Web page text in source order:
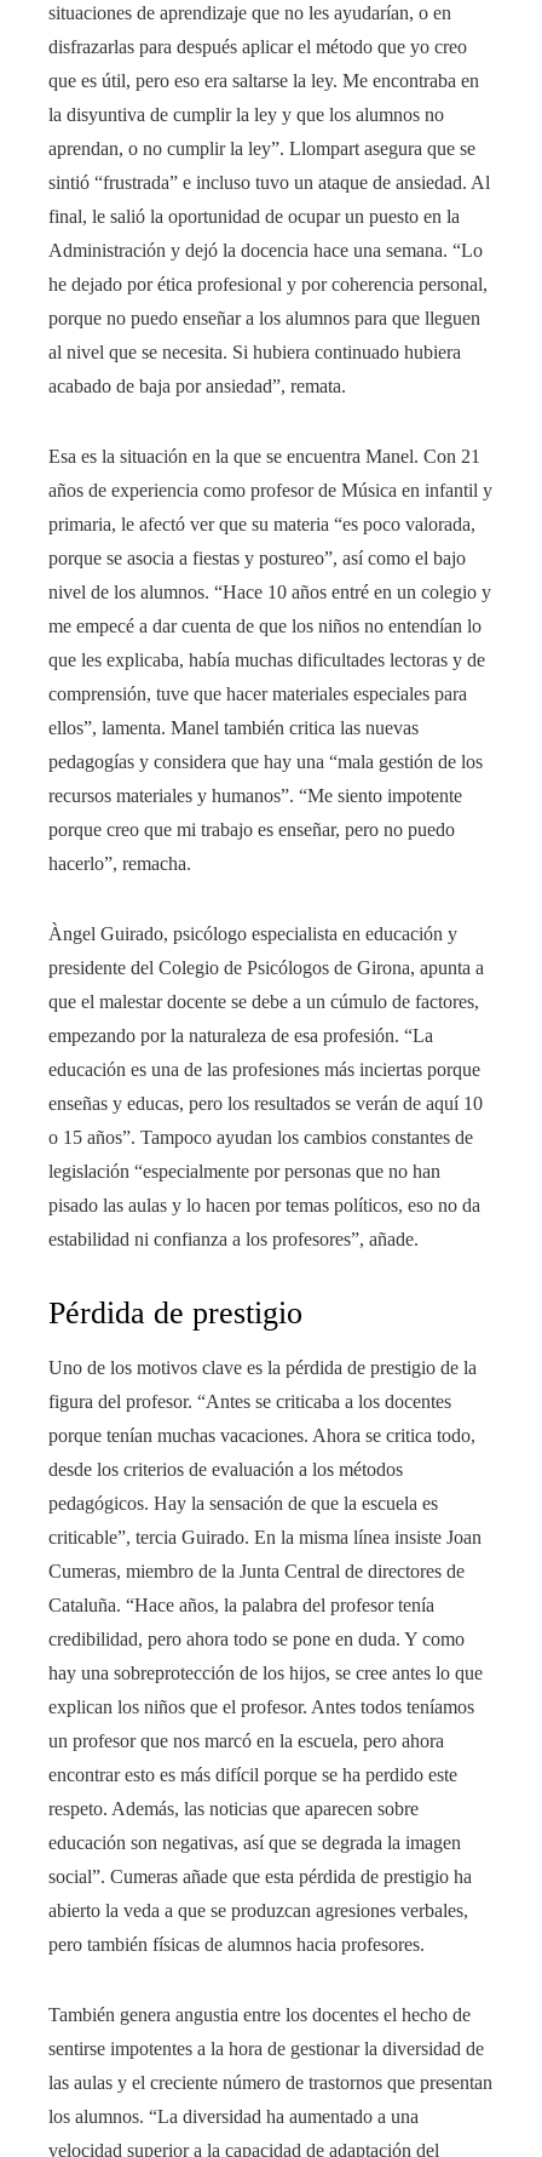
situaciones de aprendizaje que no les ayudarían, o en
disfrazarlas para después aplicar el método que yo creo
que es útil, pero eso era saltarse la ley. Me encontraba en
la disyuntiva de cumplir la ley y que los alumnos no
aprendan, o no cumplir la ley”. Llompart asegura que se
sintió “frustrada” e incluso tuvo un ataque de ansiedad. Al
final, le salió la oportunidad de ocupar un puesto en la
Administración y dejó la docencia hace una semana. “Lo
he dejado por ética profesional y por coherencia personal,
porque no puedo enseñar a los alumnos para que lleguen
al nivel que se necesita. Si hubiera continuado hubiera
acabado de baja por ansiedad”, remata.
Esa es la situación en la que se encuentra Manel. Con 21
años de experiencia como profesor de Música en infantil y
primaria, le afectó ver que su materia “es poco valorada,
porque se asocia a fiestas y postureo”, así como el bajo
nivel de los alumnos. “Hace 10 años entré en un colegio y
me empecé a dar cuenta de que los niños no entendían lo
que les explicaba, había muchas dificultades lectoras y de
comprensión, tuve que hacer materiales especiales para
ellos”, lamenta. Manel también critica las nuevas
pedagogías y considera que hay una “mala gestión de los
recursos materiales y humanos”. “Me siento impotente
porque creo que mi trabajo es enseñar, pero no puedo
hacerlo”, remacha.
Àngel Guirado, psicólogo especialista en educación y
presidente del Colegio de Psicólogos de Girona, apunta a
que el malestar docente se debe a un cúmulo de factores,
empezando por la naturaleza de esa profesión. “La
educación es una de las profesiones más inciertas porque
enseñas y educas, pero los resultados se verán de aquí 10
o 15 años”. Tampoco ayudan los cambios constantes de
legislación “especialmente por personas que no han
pisado las aulas y lo hacen por temas políticos, eso no da
estabilidad ni confianza a los profesores”, añade.
Pérdida de prestigio
Uno de los motivos clave es la pérdida de prestigio de la
figura del profesor. “Antes se criticaba a los docentes
porque tenían muchas vacaciones. Ahora se critica todo,
desde los criterios de evaluación a los métodos
pedagógicos. Hay la sensación de que la escuela es
criticable”, tercia Guirado. En la misma línea insiste Joan
Cumeras, miembro de la Junta Central de directores de
Cataluña. “Hace años, la palabra del profesor tenía
credibilidad, pero ahora todo se pone en duda. Y como
hay una sobreprotección de los hijos, se cree antes lo que
explican los niños que el profesor. Antes todos teníamos
un profesor que nos marcó en la escuela, pero ahora
encontrar esto es más difícil porque se ha perdido este
respeto. Además, las noticias que aparecen sobre
educación son negativas, así que se degrada la imagen
social”. Cumeras añade que esta pérdida de prestigio ha
abierto la veda a que se produzcan agresiones verbales,
pero también físicas de alumnos hacia profesores.
También genera angustia entre los docentes el hecho de
sentirse impotentes a la hora de gestionar la diversidad de
las aulas y el creciente número de trastornos que presentan
los alumnos. “La diversidad ha aumentado a una
velocidad superior a la capacidad de adaptación del